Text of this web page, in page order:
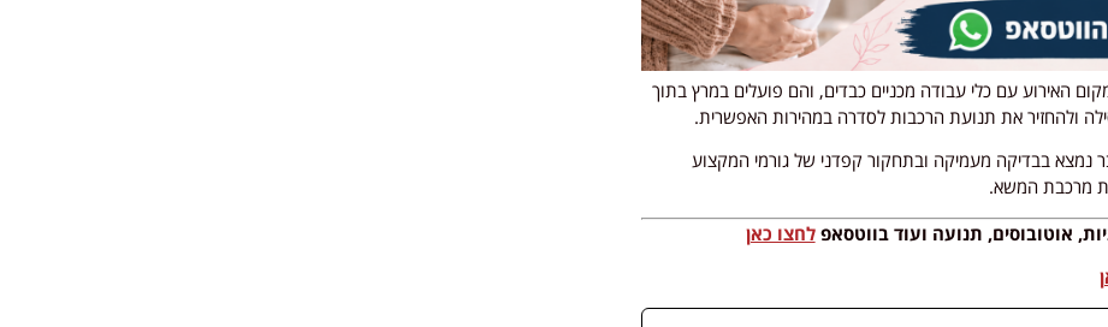
האירוע עם כלי עבודה מכניים כבדים, והם פועלים במרץ בתוך
ולהחזיר את תנועת הרכבות לסדרה במהירות האפשרית.
נמצא בבדיקה מעמיקה ובתחקור קפדני של גורמי המקצוע
מרכבת המשא.
אוטובוסים, תנועה ועוד בווטסאפלחצו כאן